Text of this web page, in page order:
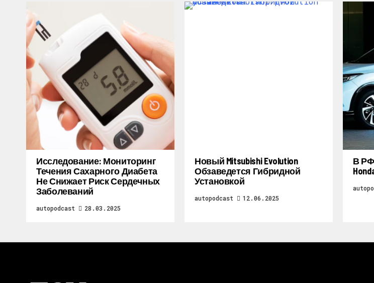
Исследование: Мониторинг
Течения Сахарного Диабета
Не Снижает Риск Сердечных
Заболеваний
autopodcast 28.03.2025
Новый Mitsubishi Evolution
Обзаведется Гибридной
Установкой
autopodcast 12.06.2025
В